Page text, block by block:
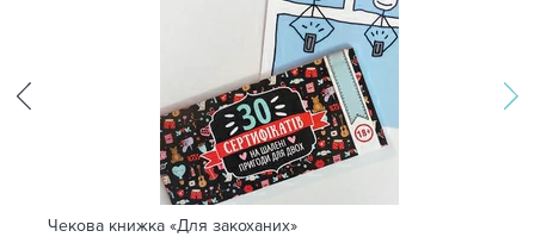
Чекова книжка «Для закоханих»